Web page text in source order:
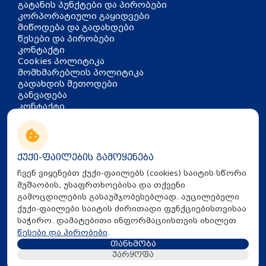
კონტაქტი
თბილისი, აკაკი წერეთლის
გამზირი 126
info@mira.ge
032 235 60 01
გატანის პუნქტები და პირობები
კორპორატიული გაყიდვები
მიწოდება და გადახდები
წესები და პირობები
კონტაქტი
Cookies პოლიტიკა
მომხმარებლის პოლიტიკა
გადახდის მეთოდები
განვადება
All Rights Reserved © 2025 Mira.ge
ქუქი-ფაილების გამოყენება
ჩვენ ვიყენებთ ქუქი-ფაილებს (cookies) საიტის სწორი
მუშაობის, უსაფრთხოებისა და თქვენი
გამოცდილების გასაუმჯობესებლად. აუცილებელი
ქუქი-ფაილები საიტის ძირითადი ფუნქციებისთვისაა
საჭირო. დამატებითი ინფორმაციისთვის იხილეთ
წესები და პირობები.
უარყოფა
თანხმობა